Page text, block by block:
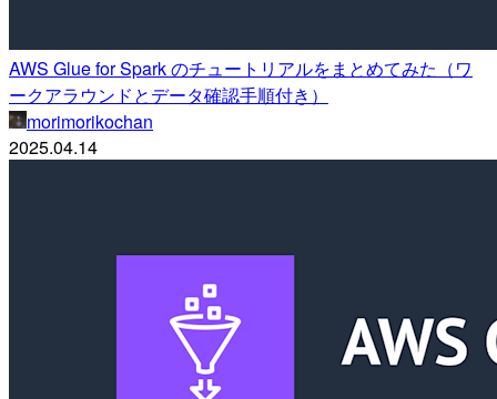
AWS Glue for Spark のチュートリアルをまとめてみた（ワ
ークアラウンドとデータ確認手順付き）
morimorikochan
2025.04.14